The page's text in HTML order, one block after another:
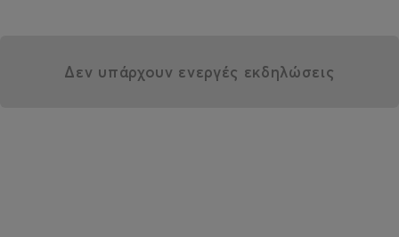
Δεν υπάρχουν ενεργές εκδηλώσεις